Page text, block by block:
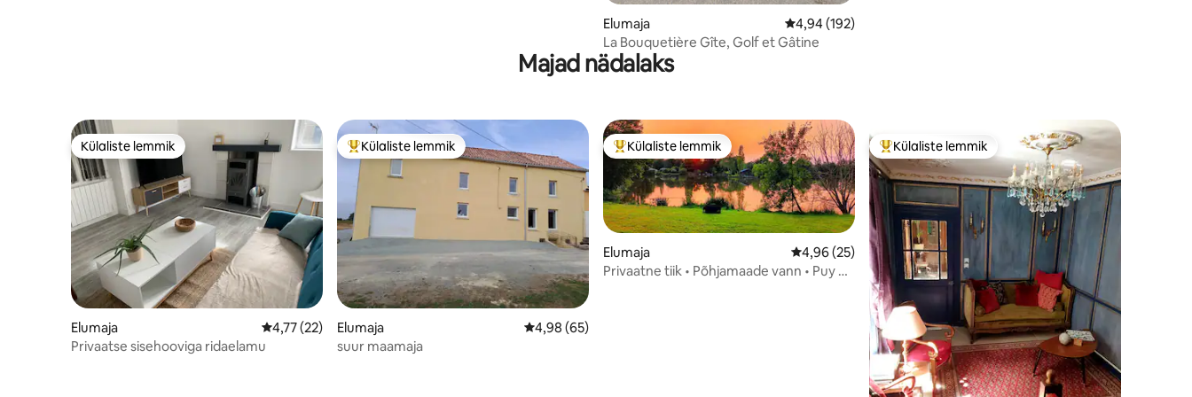
Elumaja Keskmine hinnang 4,94/5, 192 hinnangut
4,94 (192)
La Bouquetière Gîte, Golf et Gâtine
Majad nädalaks
Külaliste lemmik
Külaliste lemmik
Elumaja Keskmine hinnang 4,77/5, 22 hinnangut
4,77 (22)
Privaatse sisehooviga ridaelamu
Külaliste suur lemmik
Külaliste lemmik
Elumaja Keskmine hinnang 4,98/5, 65 hinnangut
4,98 (65)
suur maamaja
Külaliste suur lemmik
Külaliste lemmik
Elumaja Keskmine hinnang 4,96/5, 25 hinnangut
4,96 (25)
Privaatne tiik • Põhjamaade vann • Puy du
Külaliste suur lemmik
Külaliste lemmik